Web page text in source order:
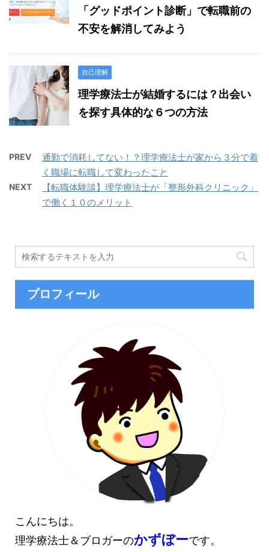
「グッドポイント診断」で転職前の
不安を解消してみよう
自己理解
理学療法士が結婚するには？出会い
を探す具体的な６つの方法
PREV
通勤で消耗してない！？理学療法士が家から３分で着
く職場に転職して変わったこと
NEXT
【転職体験談】理学療法士が「整形外科クリニック」
で働く１０のメリット
プロフィール
こんにちは。
理学療法士＆ブロガーのかずぼーです。